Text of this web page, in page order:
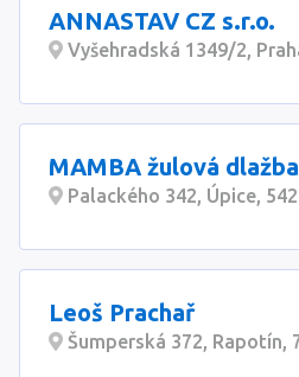
ANNASTAV CZ s.r.o.
Vyšehradská 1349/2,
MAMBA žulová
Palackého 342, Úpice,
Leoš Prachař
Šumperská 372, Rapotín,